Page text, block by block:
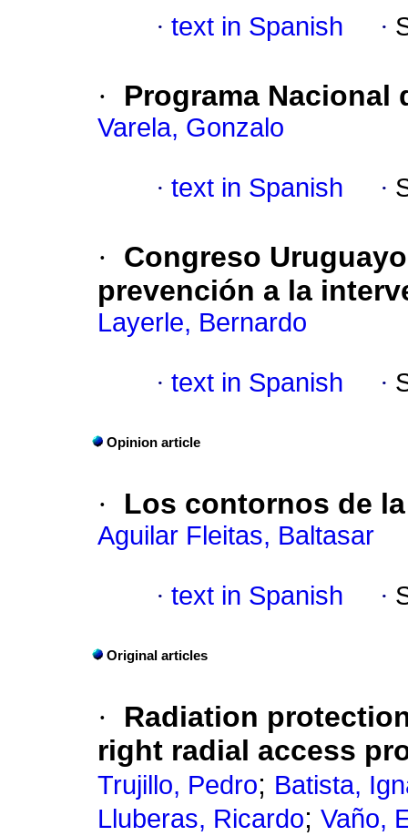
· text in Spanish ·
· Programa Nacional
Varela, Gonzalo
· text in Spanish ·
·
Congreso
prevención a la
Layerle, Bernardo
· text in Spanish ·
Opinion article
· Los contornos de
Aguilar Fleitas, Baltasar
· text in Spanish ·
Original articles
·
Radiation
right radial access
Trujillo, Pedro; Batista,
Lluberas, Ricardo; Vaño,